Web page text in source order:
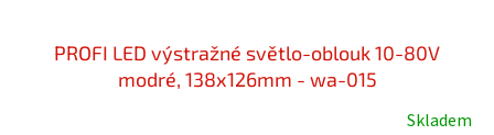
PROFI LED výstražné světlo-oblouk 10-80V
modré, 138x126mm - wa-015
Skladem